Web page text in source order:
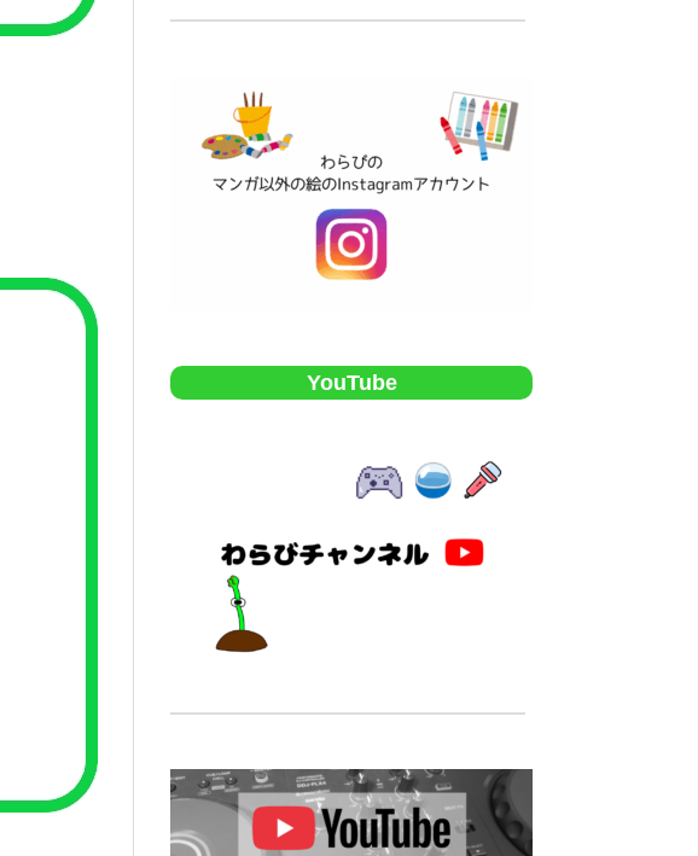
YouTube